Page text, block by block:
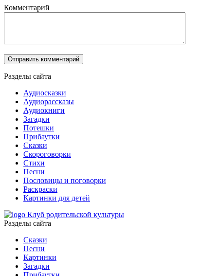
Комментарий
Разделы сайта
Аудиосказки
Аудиорассказы
Аудиокниги
Загадки
Потешки
Прибаутки
Сказки
Скороговорки
Стихи
Песни
Пословицы и поговорки
Раскраски
Картинки для детей
Клуб родительской культуры
Разделы сайта
Сказки
Песни
Картинки
Загадки